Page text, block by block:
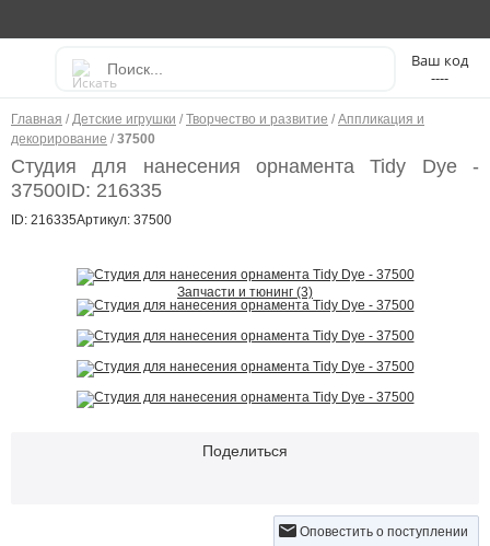
----
Главная / Детские игрушки / Творчество и развитие / Аппликация и
декорирование / 37500
Студия для нанесения орнамента Tidy Dye -
37500ID: 216335
ID: 216335Артикул: 37500
Запчасти и тюнинг (3)
Поделиться
Оповестить о поступлении